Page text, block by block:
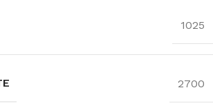
1025
2700